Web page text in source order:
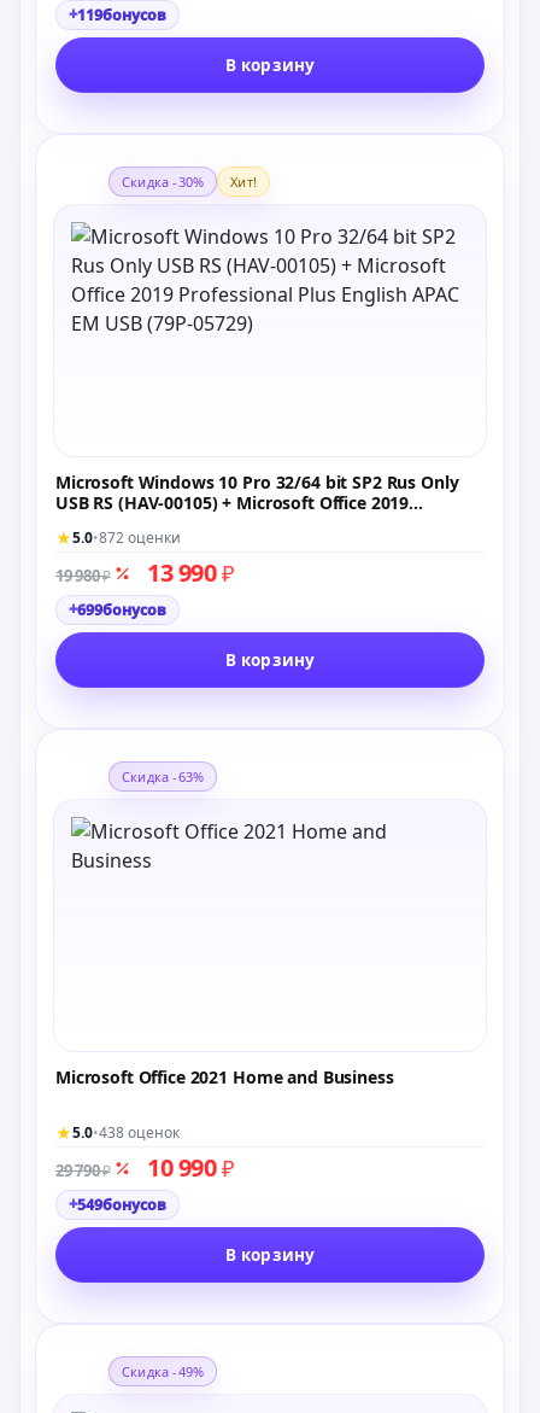
+119бонусов
В корзину
Скидка -30% Хит!
Microsoft Windows 10 Pro 32/64 bit SP2 Rus Only
USB RS (HAV-00105) + Microsoft Office 2019
★5.0•872 оценки
19 980₽ 13 990₽
+699бонусов
В корзину
Скидка -63%
Microsoft Office 2021 Home and Business
★5.0•438 оценок
29 790₽ 10 990₽
+549бонусов
В корзину
Скидка -49%